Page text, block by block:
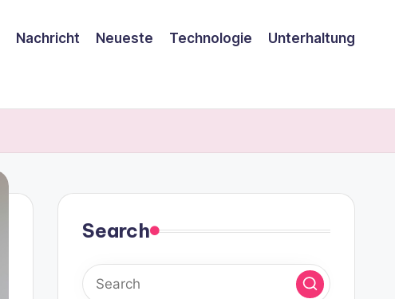
Nachricht Neueste Technologie Unterhaltung
Search